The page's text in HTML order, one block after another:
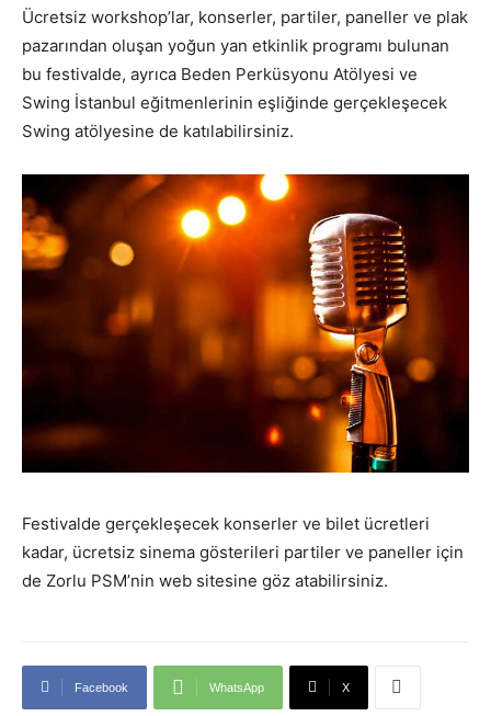
Ücretsiz workshop’lar, konserler, partiler, paneller ve plak
pazarından oluşan yoğun yan etkinlik programı bulunan
bu festivalde, ayrıca Beden Perküsyonu Atölyesi ve
Swing İstanbul eğitmenlerinin eşliğinde gerçekleşecek
Swing atölyesine de katılabilirsiniz.
Festivalde gerçekleşecek konserler ve bilet ücretleri
kadar, ücretsiz sinema gösterileri partiler ve paneller için
de Zorlu PSM’nin web sitesine göz atabilirsiniz.
Facebook WhatsApp X